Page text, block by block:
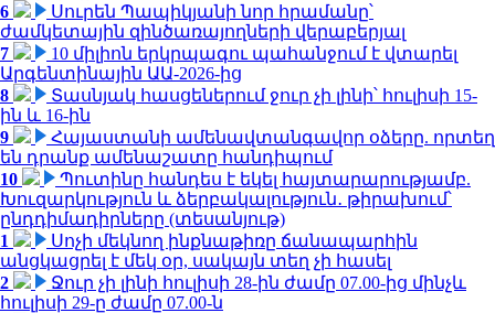
6
Սուրեն Պապիկյանի նոր հրամանը՝
ժամկետային զինծառայողների վերաբերյալ
7
10 միլիոն երկրպագու պահանջում է վտարել
Արգենտինային ԱԱ-2026-ից
8
Տասնյակ հասցեներում ջուր չի լինի՝ հուլիսի 15-
ին և 16-ին
9
Հայաստանի ամենավտանգավոր օձերը. որտեղ
են դրանք ամենաշատը հանդիպում
10
Պուտինը հանդես է եկել հայտարարությամբ.
Խուզարկություն և ձերբակալություն․ թիրախում՝
ընդդիմադիրները (տեսանյութ)
1
Սոչի մեկնող ինքնաթիռը ճանապարհին
անցկացրել է մեկ օր, սակայն տեղ չի հասել
2
Ջուր չի լինի հուլիսի 28-ին ժամը 07.00-ից մինչև
հուլիսի 29-ը ժամը 07.00-ն